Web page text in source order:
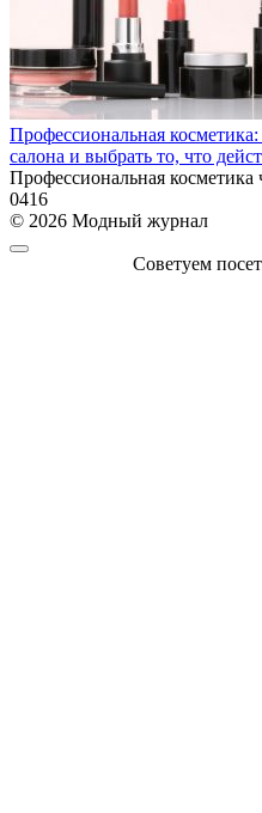
Профессиональная косметика:
салона и выбрать то, что
Профессиональная косметика
0416
© 2026 Модный журнал
Советуем